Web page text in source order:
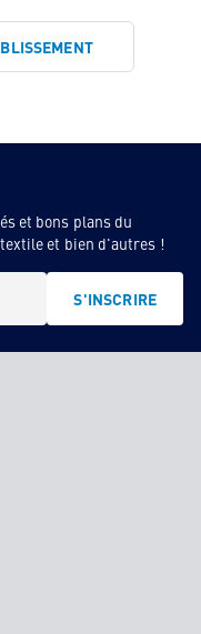
et bons plans du
et bien d'autres !
S'INSCRIRE